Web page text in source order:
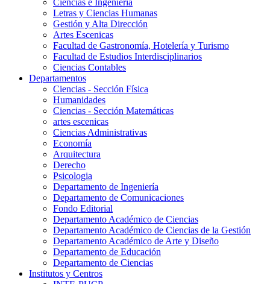
Ciencias e Ingeniería
Letras y Ciencias Humanas
Gestión y Alta Dirección
Artes Escenicas
Facultad de Gastronomía, Hotelería y Turismo
Facultad de Estudios Interdisciplinarios
Ciencias Contables
Departamentos
Ciencias - Sección Física
Humanidades
Ciencias - Sección Matemáticas
artes escenicas
Ciencias Administrativas
Economía
Arquitectura
Derecho
Psicologia
Departamento de Ingeniería
Departamento de Comunicaciones
Fondo Editorial
Departamento Académico de Ciencias
Departamento Académico de Ciencias de la Gestión
Departamento Académico de Arte y Diseño
Departamento de Educación
Departamento de Ciencias
Institutos y Centros